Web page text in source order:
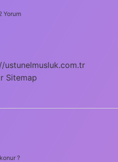
Yorum
ustunelmusluk.com.tr
Sitemap
?